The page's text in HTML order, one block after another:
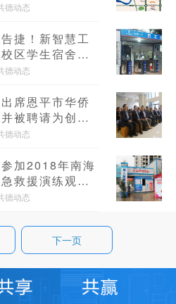
德动态
捷！新智慧工
区学生宿舍楼
德动态
席恩平市华侨
被聘请为创新
德动态
加2018年南海
救援演练观摩
德动态
下一页